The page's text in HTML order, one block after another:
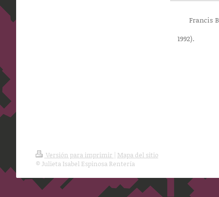
Francis
Versión para imprimir
Mapa del sitio
© Julieta Isabel Espinosa Rentería